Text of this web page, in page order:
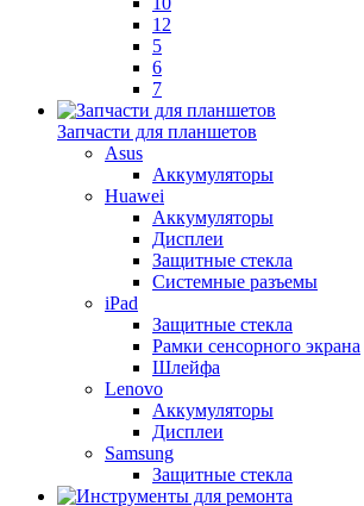
12
5
6
7
Запчасти для планшетов
Asus
Аккумуляторы
Huawei
Аккумуляторы
Дисплеи
Защитные стекла
Системные разъемы
iPad
Защитные стекла
Рамки сенсорного экрана
Шлейфа
Lenovo
Аккумуляторы
Дисплеи
Samsung
Защитные стекла